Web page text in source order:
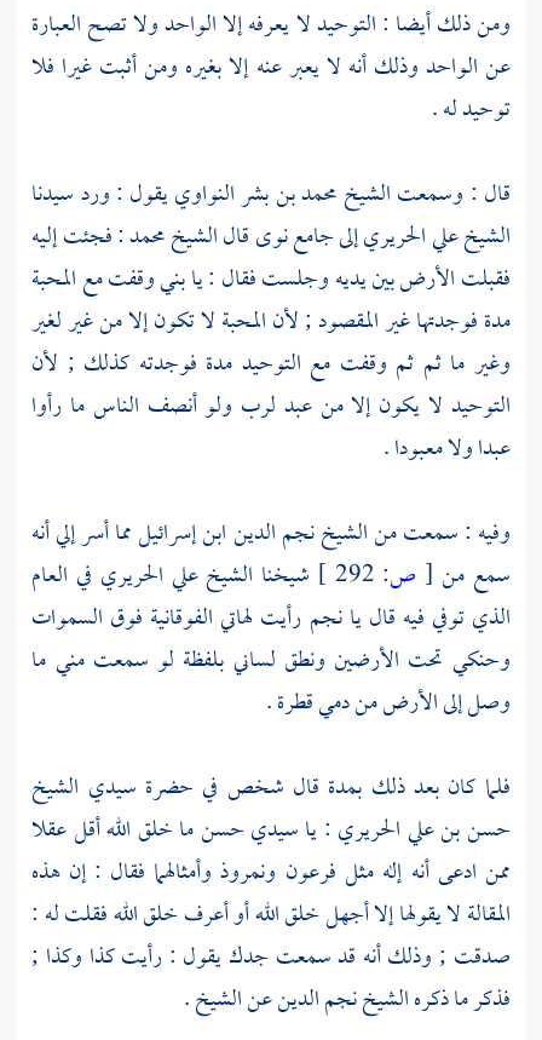
ومن ذلك أيضا : التوحيد لا يعرفه إلا الواحد ولا تصح العبارة
عن الواحد وذلك أنه لا يعبر عنه إلا بغيره ومن أثبت غيرا فلا
توحيد له .
قال : وسمعتالشيخ محمد بن بشر النواوييقول : ورد سيدنا
الشيخ علي الحريريإلىجامع نوىقالالشيخ محمد: فجئت إليه
فقبلت الأرض بين يديه وجلست فقال : يا بني وقفت مع المحبة
مدة فوجدتها غير المقصود ; لأن المحبة لا تكون إلا من غير لغير
وغير ما ثم ثم وقفت مع التوحيد مدة فوجدته كذلك ; لأن
التوحيد لا يكون إلا من عبد لرب ولو أنصف الناس ما رأوا
عبدا ولا معبودا .
وفيه : سمعت منالشيخ نجم الدين ابن إسرائيلمما أسر إلي أنه
سمع من [ ص: شيخنا الشيخ علي الحريري في العام
الذي توفي فيه قال يانجم رأيت لهاتي الفوقانية فوق السموات
وحنكي تحت الأرضين ونطق لساني بلفظة لو سمعت مني ما
وصل إلى الأرض من دمي قطرة .
فلما كان بعد ذلك بمدة قال شخص في حضرة سيدي الشيخ
حسن بن علي الحريري : يا سيديحسنما خلق الله أقل عقلا
ممن ادعى أنه إله مثل فرعون ونمروذ وأمثالهما فقال : إن هذه
المقالة لا يقولها إلا أجهل خلق الله أو أعرف خلق الله فقلت له :
صدقت ; وذلك أنه قد سمعت جدك يقول : رأيت كذا وكذا ;
فذكر ما ذكرهالشيخ نجم الدينعن الشيخ .